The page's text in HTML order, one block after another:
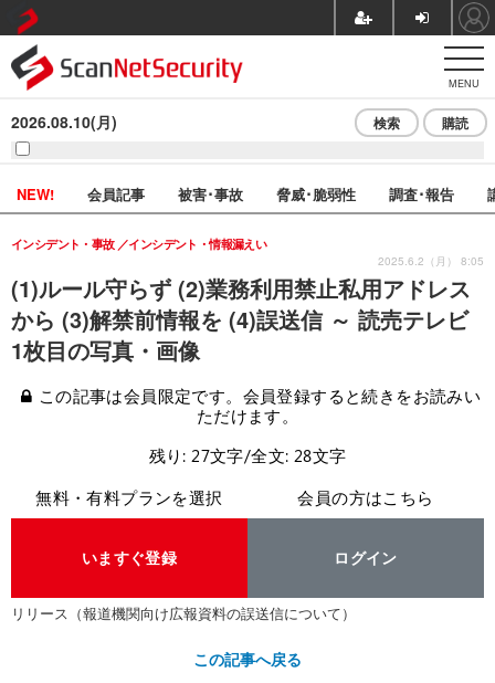
MENU
2026.08.10(月) 検索 購読
NEW! 会員記事 被害･事故 脅威･脆弱性 調査･報告
(1)ルール守らず (2)業務利用禁止私用アドレス
から (3)解禁前情報を (4)誤送信 ～ 読売テレビ
1枚目の写真・画像
インシデント・事故 インシデント・情報漏えい
2025.6.2（月） 8:05
この記事は会員限定です。会員登録すると続きをお読みい
ただけます。
残り: 27文字/全文: 28文字
無料・有料プランを選択
いますぐ登録
会員の方はこちら
ログイン
リリース（報道機関向け広報資料の誤送信について）
この記事へ戻る